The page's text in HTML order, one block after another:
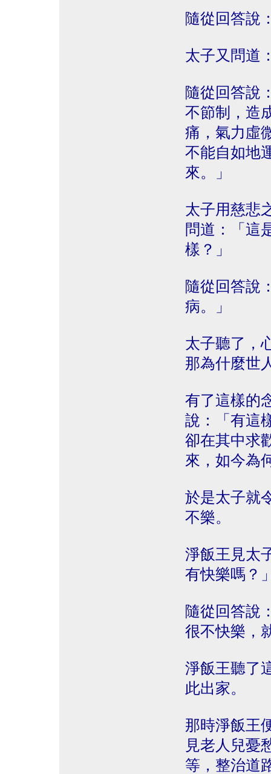
隨從回答說
太子又問道
隨從回答說
不節制，造
痛，氣力虛
不能自如地
來。」
太子用慈悲
問道：「這
樣？」
隨從回答說
病。」
太子聽了，
那為什麼世
有了這樣的
說：「有這
卻在其中求
來，如今為
於是太子就
不樂。
淨飯王見太
有快樂嗎？
隨從回答說
很不快樂，
淨飯王聽了
此出家。
那時淨飯王
見老人兒憂
等，整治道